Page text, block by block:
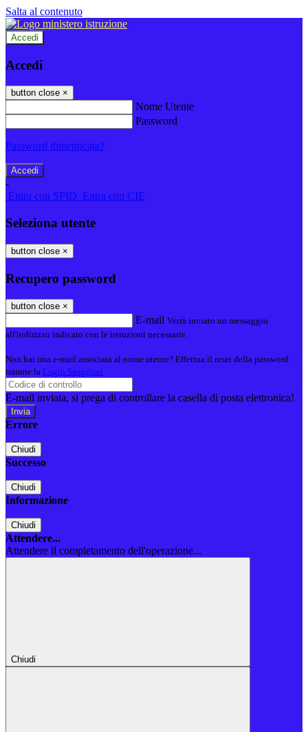
Salta al contenuto
Accedi
Accedi
button close ×
Nome Utente
Password
Password dimenticata?
-
Entra con SPID Entra con CIE
Seleziona utente
button close ×
Recupero password
button close ×
E-mail Verrà inviato un messaggio
all'indirizzo indicato con le istruzioni necessarie.
Non hai una e-mail associata al nome utente? Effettua il reset della password
tramite la Login Spaggiari
E-mail inviata, si prega di controllare la casella di posta elettronica!
Errore
Chiudi
Successo
Chiudi
Informazione
Chiudi
Attendere...
Attendere il completamento dell'operazione...
Chiudi